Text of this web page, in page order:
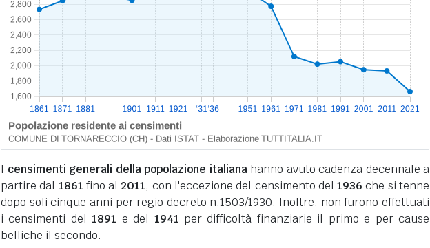
I censimenti generali della popolazione italianahanno avuto cadenza decennale a
partire dal 1861 fino al 2011, con l'eccezione del censimento del1936 che si tenne
dopo soli cinque anni per regio decreto n.1503/1930. Inoltre, non furono effettuati
i censimenti del1891 e del 1941 per difficoltà finanziarie il primo e per cause
belliche il secondo.